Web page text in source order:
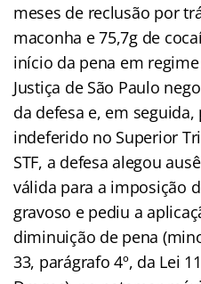
meses de reclusão por
maconha e 75,7g de
início da pena em
Justiça de São Paulo
da defesa e, em
indeferido no Superior
STF, a defesa alegou
válida para a imposição
gravoso e pediu a
diminuição de pena
33, parágrafo 4º, da Lei